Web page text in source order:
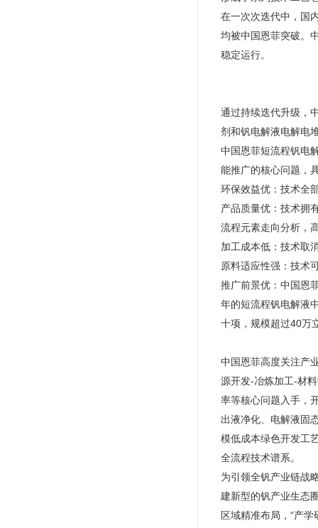
在一次次迭代中，国
均被中国恩菲突破。
稳定运行。
通过持续迭代升级，
剂和钒电解液电解电
中国恩菲短流程钒电
能推广的核心问题，
环保效益优：技术全
产品质量优：技术拥
流程元素走向分析，
加工成本低：技术取
原料适应性强：技术
推广前景优：中国恩
年的短流程钒电解液
十项，规模超过40万
中国恩菲高度关注产
源开发-冶炼加工-材
率等核心问题入手，
出液净化、电解液固
模低成本绿色开发工
全流程技术谱系。
为引领全钒产业链战
建新型的钒产业生态
区域精准布局，“产